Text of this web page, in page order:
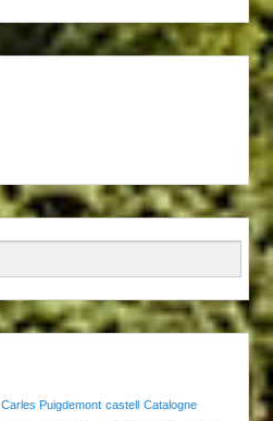
Carles Puigdemont castell
Catalogne